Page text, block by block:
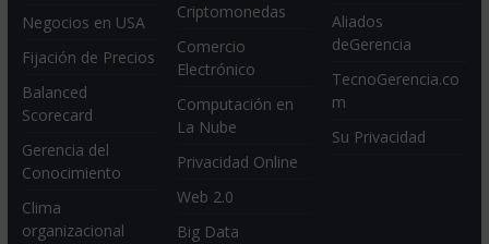
Negocios en USA
Fijación de Precios
Balanced
Scorecard
Gerencia del
Conocimiento
Clima
organizacional
Criptomonedas
Comercio
Electrónico
Computación en
La Nube
Privacidad Online
Web 2.0
Big Data
Aliados
deGerencia
TecnoGerencia.co
m
Su Privacidad